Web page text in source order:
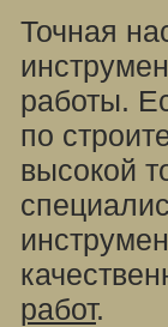
Точная
работы.
по
высокой
работ.